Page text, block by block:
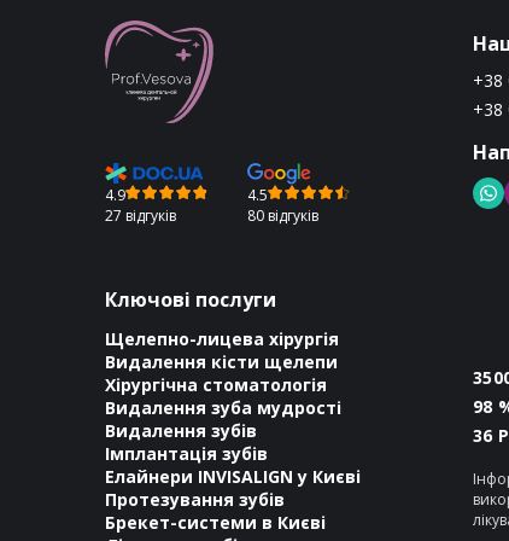
4.9
27 відгуків
4.5
80 відгуків
Ключові послуги
Щелепно-лицева хірургія
Видалення кісти щелепи
Хірургічна стоматологія
Видалення зуба мудрості
Видалення зубів
Імплантація зубів
Елайнери INVISALIGN у Києві
Протезування зубів
Брекет-системи в Києві
+38
+38
98
36